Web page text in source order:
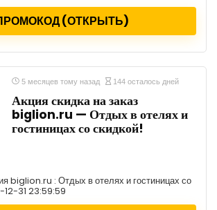
(ОТКРЫТЬ)
5 месяцев тому назад 144 осталось дней
Акция скидка на заказ
biglion.ru — Отдых в отелях и
гостиницах со скидкой!
biglion.ru : Отдых в отелях и гостиницах со
12-31 23:59:59